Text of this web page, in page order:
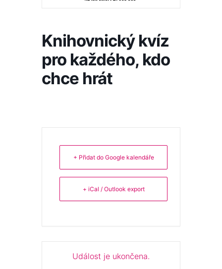
Knihovnický kvíz
pro každého, kdo
chce hrát
+ Přidat do Google kalendáře
+ iCal / Outlook export
Událost je ukončena.